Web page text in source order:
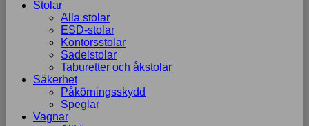
Stolar
Alla stolar
ESD-stolar
Kontorsstolar
Sadelstolar
Taburetter och åkstolar
Säkerhet
Påkörningsskydd
Speglar
Vagnar